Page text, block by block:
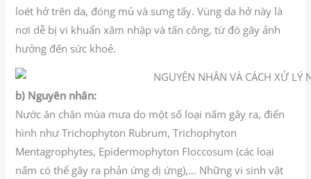
loét hở trên da, đóng mủ và sưng tấy. Vùng da hở này là
nơi dễ bị vi khuẩn xâm nhập và tấn công, từ đó gây ảnh
hưởng đến sức khoẻ.
b) Nguyên nhân:
Nước ăn chân mùa mưa do một số loại nấm gây ra, điển
hình như Trichophyton Rubrum, Trichophyton
Mentagrophytes, Epidermophyton Floccosum (các loại
nấm có thể gây ra phản ứng dị ứng),… Những vi sinh vật